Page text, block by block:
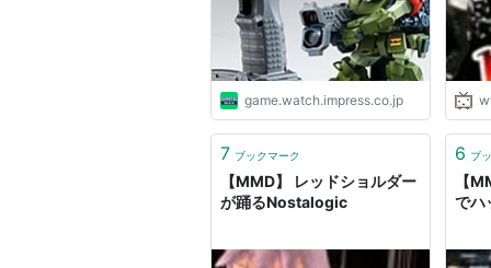
game.watch.impress.co.jp
7 ブックマーク
【MMD】 レッドショルダー
が踊るNostalogic
6 ブ
【
でハ